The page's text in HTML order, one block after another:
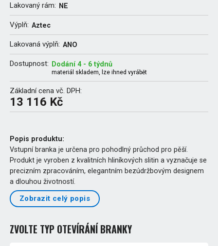
Lakovaný rám: NE
Výplň: Aztec
Lakovaná výplň: ANO
Dostupnost: Dodání 4 - 6 týdnů
materiál skladem, lze ihned vyrábět
Základní cena vč. DPH:
13 116 Kč
Popis produktu:
Vstupní branka je určena pro pohodlný průchod pro pěší.
Produkt je vyroben z kvalitních hliníkových slitin a vyznačuje se
precizním zpracováním, elegantním bezúdržbovým designem
a dlouhou životností.
Zobrazit celý popis
ZVOLTE TYP OTEVÍRÁNÍ BRANKY